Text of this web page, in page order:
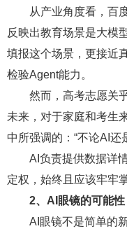
从产业角度看，百
反映出教育场景是大模
填报这个场景，更接近
检验Agent能力。
然而，高考志愿关
未来，对于家庭和考生
中所强调的：“不论AI
AI负责提供数据详
定权，始终且应该牢牢
2、 AI眼镜的可能
AI眼镜不是简单的